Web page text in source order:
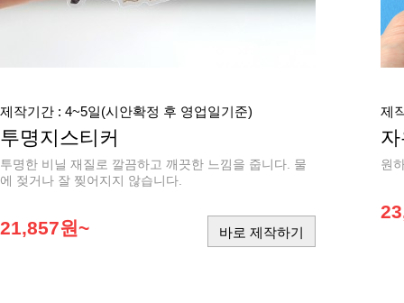
제작기간 : 4~5일(시안확정 후 영업일기준)
투명지스티커
투명한 비닐 재질로 깔끔하고 깨끗한 느낌을 줍니다. 물
에 젖거나 잘 찢어지지 않습니다.
21,857원~ 바로 제작하기
제
원